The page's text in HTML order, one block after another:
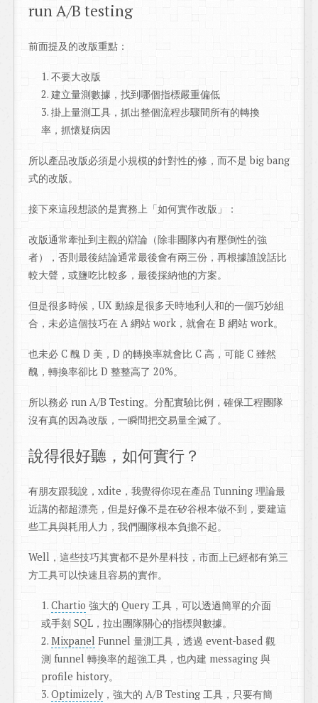
run A/B testing
前面提及的改版重點：
不要大改版
建立量測數據，找到哪個指標嚴重偏低
掛上量測工具，抓出整個流程步驟間所有的轉換
率，抓懷疑病因
所以產品改版必須是小規模的針對性的修，而不是 big bang
式的改版。
接下來這段想談的是實務上「如何實作改版」：
改版通常牽扯到主觀的辯論（除非團隊內有壓倒性的強
者），否則最後結論通常最後會有兩三份，再根據誰說話比
較大聲，或鹽吃比較多，最後採納他的方案。
但是很多時候，UX 動線是很多天時地利人和的一個巧妙組
合，未必這個技巧在 A 網站 work，就會在 B 網站 work。
也未必 C 醜 D 美，D 的轉換率就會比 C 高，可能 C 雖然
醜，轉換率卻比 D 整整高了 20%。
所以務必 run A/B Testing。分配實驗比例，確保工程團隊
沒有真的因為改版，一瞬間把交易量全滅了。
說得很好聽，如何實行？
有朋友跟我說，xdite，我覺得你現在產品 Tunning 理論最
近講的都超漂亮，但是好像不是在矽谷根本做不到，要建這
些工具與耗用人力，我們團隊根本負擔不起。
Well，這些技巧其實都不是外星科技，市面上已經都有第三
方工具可以快速且容易的實作。
Chartio 強大的 Query 工具，可以透過簡單的介面
或手刻 SQL，拉出團隊關心的指標與數據。
Mixpanel Funnel 量測工具，透過 event-based 觀
測 funnel 轉換率的超強工具，也內建 messaging 與
profile history。
Optimizely，強大的 A/B Testing 工具，只要有簡